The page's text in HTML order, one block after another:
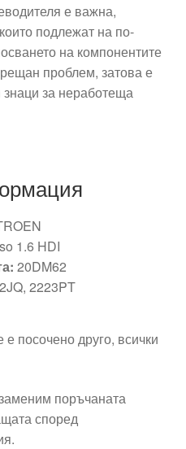
е важна,
подлежат на по-
на компонентите
проблем, затова е
знаци за неработеща
1.6 HDI
20DM62
2223PT
посочено друго, всички
поръчаната
според